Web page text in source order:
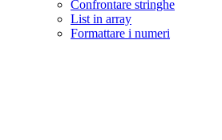
Confrontare stringhe
List in array
Formattare i numeri